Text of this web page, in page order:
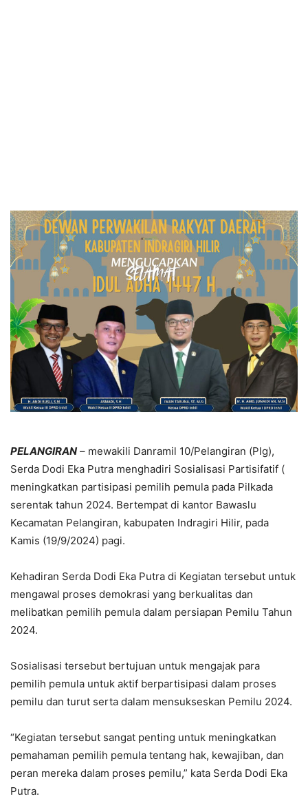
PELANGIRAN – mewakili Danramil 10/Pelangiran (Plg),
Serda Dodi Eka Putra menghadiri Sosialisasi Partisifatif (
meningkatkan partisipasi pemilih pemula pada Pilkada
serentak tahun 2024. Bertempat di kantor Bawaslu
Kecamatan Pelangiran, kabupaten Indragiri Hilir, pada
Kamis (19/9/2024) pagi.
Kehadiran Serda Dodi Eka Putra di Kegiatan tersebut untuk
mengawal proses demokrasi yang berkualitas dan
melibatkan pemilih pemula dalam persiapan Pemilu Tahun
2024.
Sosialisasi tersebut bertujuan untuk mengajak para
pemilih pemula untuk aktif berpartisipasi dalam proses
pemilu dan turut serta dalam mensukseskan Pemilu 2024.
“Kegiatan tersebut sangat penting untuk meningkatkan
pemahaman pemilih pemula tentang hak, kewajiban, dan
peran mereka dalam proses pemilu,” kata Serda Dodi Eka
Putra.